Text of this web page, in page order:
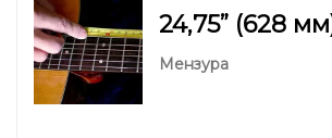
24,75” (628
Мензура